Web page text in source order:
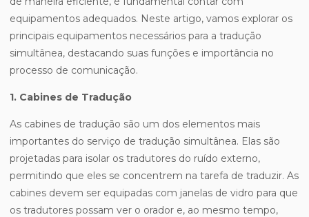
equipamentos adequados. Neste artigo, vamos explorar os
principais equipamentos necessários para a tradução
simultânea, destacando suas funções e importância no
processo de comunicação.
1. Cabines de Tradução
As cabines de tradução são um dos elementos mais
importantes do serviço de tradução simultânea. Elas são
projetadas para isolar os tradutores do ruído externo,
permitindo que eles se concentrem na tarefa de traduzir. As
cabines devem ser equipadas com janelas de vidro para que
os tradutores possam ver o orador e, ao mesmo tempo,